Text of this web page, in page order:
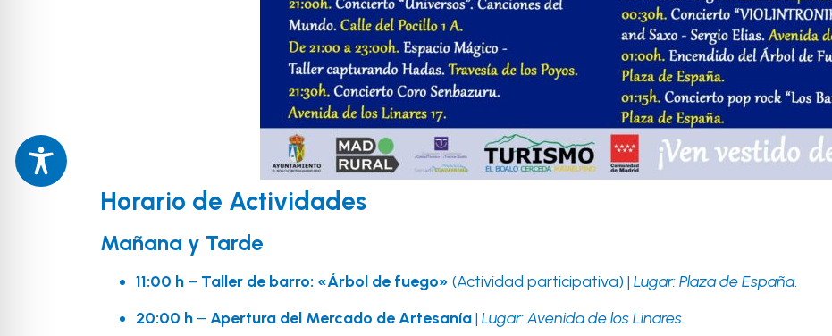
Horario de Actividades
Mañana y Tarde
11:00 h – Taller de barro: «Árbol de fuego» (Actividad participativa) | Lugar: Plaza de España.
20:00 h – Apertura del Mercado de Artesanía| Lugar: Avenida de los Linares.